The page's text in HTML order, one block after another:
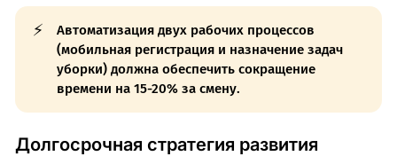
⚡
Автоматизация двух рабочих процессов
(мобильная регистрация и назначение задач
уборки) должна обеспечить сокращение
времени на 15-20% за смену.
Долгосрочная стратегия развития